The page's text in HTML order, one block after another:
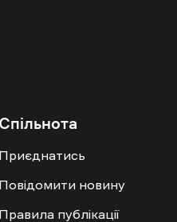
Спільнота
Приєднатись
Повідомити новину
Правила публікації